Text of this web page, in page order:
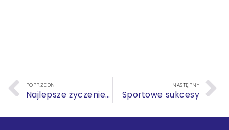
POPRZEDNI
Najlepsze życzenie dla Kochanych Mam
NASTĘPNY
Sportowe sukcesy